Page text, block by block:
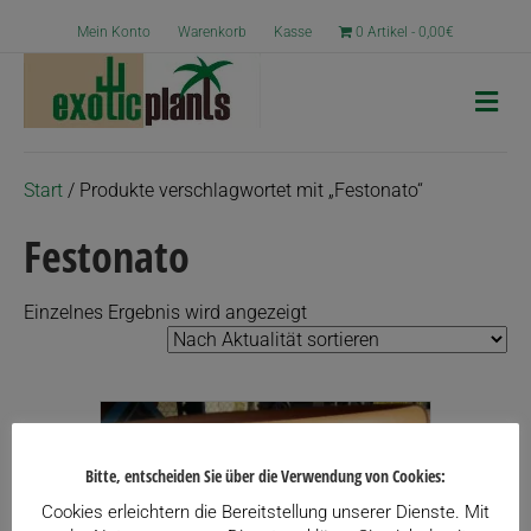
Mein Konto Warenkorb Kasse 0 Artikel 0,00€
N
a
Start / Produkte verschlagwortet mit „Festonato“
Festonato
Einzelnes Ergebnis wird angezeigt
Bitte, entscheiden Sie über die Verwendung von Cookies:
Cookies erleichtern die Bereitstellung unserer Dienste. Mit